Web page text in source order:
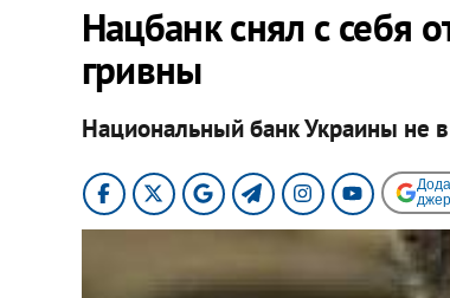
Нацбанк снял с себя
гривны
Национальный банк Украины не